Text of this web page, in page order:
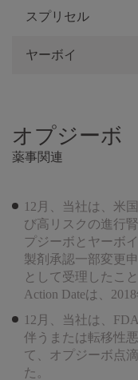
スプリセル
ヤーボイ
オプジーボ
薬事関連
12月、当社は、米
び高リスクの進行
プジーボとヤーボ
製剤承認一部変更
として受理したこ
Action Dateは、
12月、当社は、
伴うまたは転移性
て、オプジーボ点
た。